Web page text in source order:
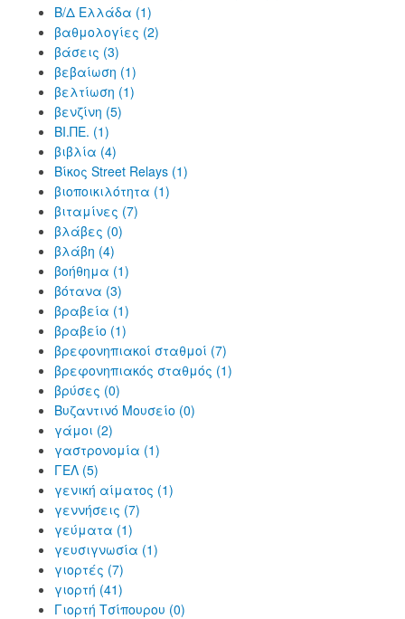
Β/Δ Ελλάδα (1)
βαθμολογίες (2)
βάσεις (3)
βεβαίωση (1)
βελτίωση (1)
βενζίνη (5)
ΒΙ.ΠΕ. (1)
βιβλία (4)
Βίκος Street Relays (1)
βιοποικιλότητα (1)
βιταμίνες (7)
βλάβες (0)
βλάβη (4)
βοήθημα (1)
βότανα (3)
βραβεία (1)
βραβείο (1)
βρεφονηπιακοί σταθμοί (7)
βρεφονηπιακός σταθμός (1)
βρύσες (0)
Βυζαντινό Μουσείο (0)
γάμοι (2)
γαστρονομία (1)
ΓΕΛ (5)
γενική αίματος (1)
γεννήσεις (7)
γεύματα (1)
γευσιγνωσία (1)
γιορτές (7)
γιορτή (41)
Γιορτή Τσίπουρου (0)